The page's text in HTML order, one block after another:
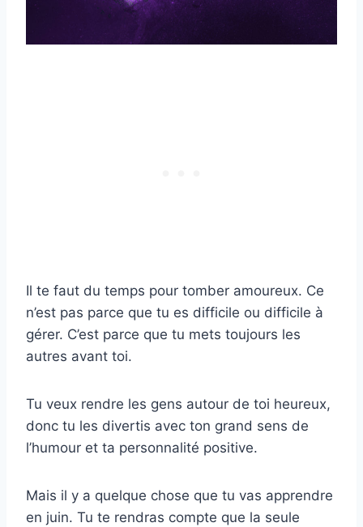
Il te faut du temps pour tomber amoureux. Ce
n’est pas parce que tu es difficile ou difficile à
gérer. C’est parce que tu mets toujours les
autres avant toi.
Tu veux rendre les gens autour de toi heureux,
donc tu les divertis avec ton grand sens de
l’humour et ta personnalité positive.
Mais il y a quelque chose que tu vas apprendre
en juin. Tu te rendras compte que la seule